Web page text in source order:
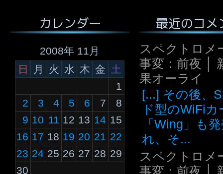
カレンダー
2008年 11月
日
月 火 水 木 金 土
1
2
3 4 5 6 7
8
9 10 11 12 13 14 15
16 17 18 19 20 21 22
23 24 25 26 27 28 29
30
最近のコメ
スペクトロメ
事変：前夜 │
果オーライ
[...] その後、
ド型のWiFiカ
「Wing」も
れ、そ...
スペクトロメ
事変：前夜 │